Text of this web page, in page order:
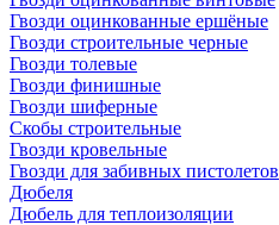
Гвозди оцинкованные ершёные
Гвозди строительные черные
Гвозди толевые
Гвозди финишные
Гвозди шиферные
Скобы строительные
Гвозди кровельные
Гвозди для забивных пистолетов
Дюбеля
Дюбель для теплоизоляции